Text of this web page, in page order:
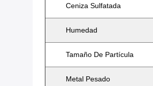
Ceniza Sulfatada
Humedad
Tamaño De Partícula
Metal Pesado